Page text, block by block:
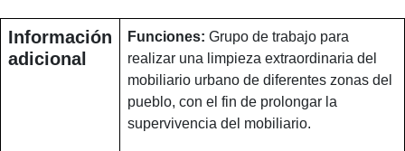
Información
adicional
Funciones: Grupo de trabajo para
realizar una limpieza extraordinaria del
mobiliario urbano de diferentes zonas del
pueblo, con el fin de prolongar la
supervivencia del mobiliario.